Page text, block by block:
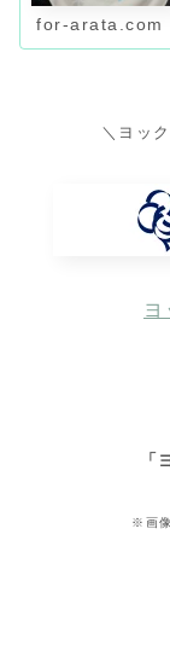
for-arata.com
＼ヨッ
「
※画